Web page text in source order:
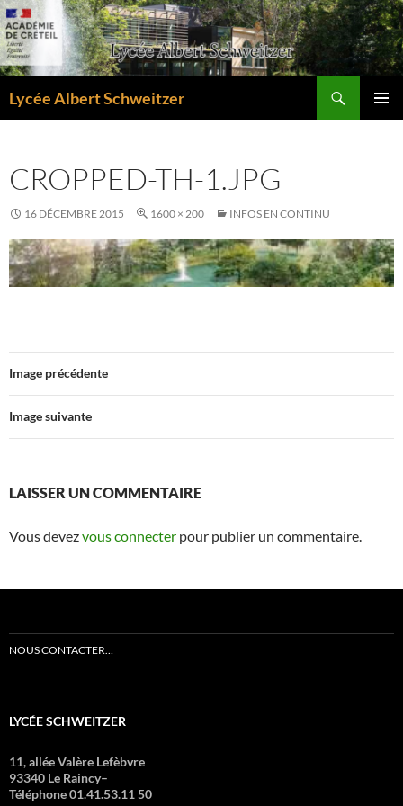
Aller
au
contenu
Lycée Albert Schweitzer
CROPPED-TH-1.JPG
16 DÉCEMBRE 2015 1600 × 200 INFOS EN CONTINU
Image précédente
Image suivante
LAISSER UN COMMENTAIRE
Vous devezvous connecter pour publier un commentaire.
NOUS CONTACTER…
LYCÉE SCHWEITZER
11, allée Valère Lefèbvre
93340 Le Raincy–
Téléphone 01.41.53.11 50